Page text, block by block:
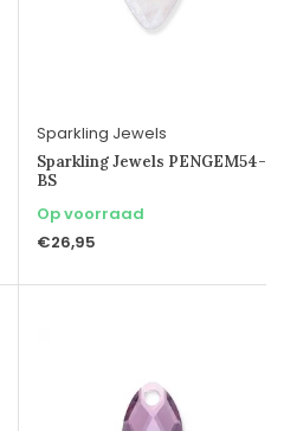
Sparkling Jewels
Sparkling Jewels PENGEM54-
BS
Op voorraad
€26,95